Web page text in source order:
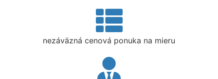
nezáväzná cenová ponuka na mieru